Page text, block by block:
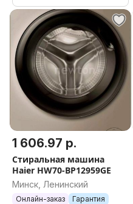
1 606.97 р.
Стиральная машина
Haier HW70-BP12959GE
Минск, Ленинский
Онлайн-заказ Гарантия